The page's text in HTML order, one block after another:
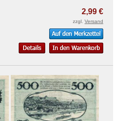
2,99 €
zzgl. Versand